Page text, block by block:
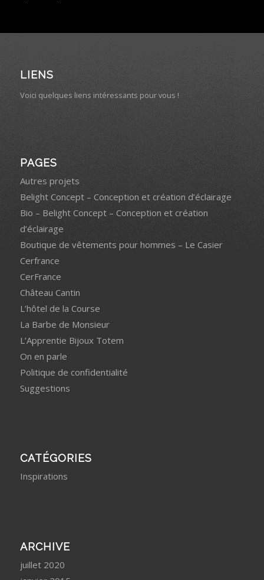
LIENS
Voici quelques liens intéressants pour vous !
PAGES
Autres projets
Belight Concept – Conception et création d’éclairage
Bio – Belight Concept – Conception et création
d’éclairage
Boutique de vêtements pour hommes – Le Casier
Cerfrance
CerFrance
Château Cantin
L’hôtel de la Course
La Barbe de Monsieur
L’Apprentie Bijoux Totem
On en parle
Politique de confidentialité
Suggestions
CATÉGORIES
Inspirations
ARCHIVE
juillet 2020